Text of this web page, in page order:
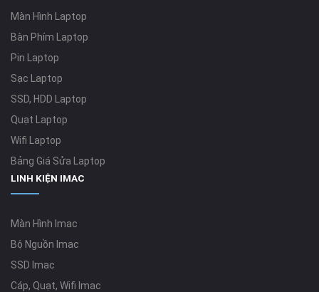
Màn Hình Laptop
Bàn Phím Laptop
Pin Laptop
Sạc Laptop
SSD, HDD Laptop
Quạt Laptop
Wifi Laptop
Bảng Giá Sửa Laptop
LINH KIỆN IMAC
Màn Hình Imac
Bộ Nguồn Imac
SSD Imac
Cáp, Quạt, Wifi Imac